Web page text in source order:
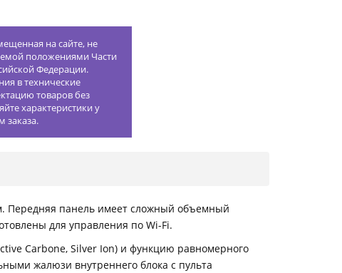
на сайте, не
положениями Части
Федерации.
в технические
товаров без
характеристики у
заказа.
Передняя панель имеет сложный объемный
для управления по Wi-Fi.
Carbone, Silver Ion) и функцию равномерного
жалюзи внутреннего блока с пульта